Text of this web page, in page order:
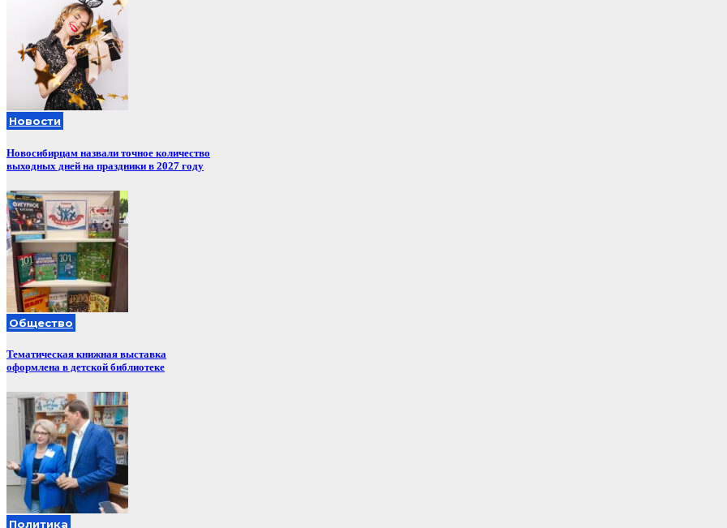
Новости
Новосибирцам назвали точное количество
выходных дней на праздники в 2027 году
Общество
Тематическая книжная выставка
оформлена в детской библиотеке
Политика